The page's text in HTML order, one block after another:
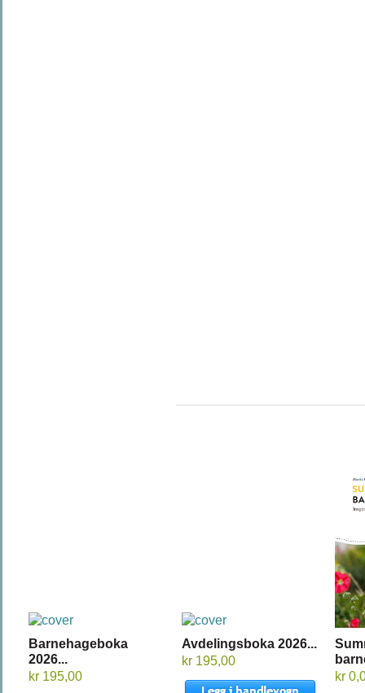
Barnehageboka
2026...
kr 195,00
Avdelingsboka 2026...
kr 195,00
kr